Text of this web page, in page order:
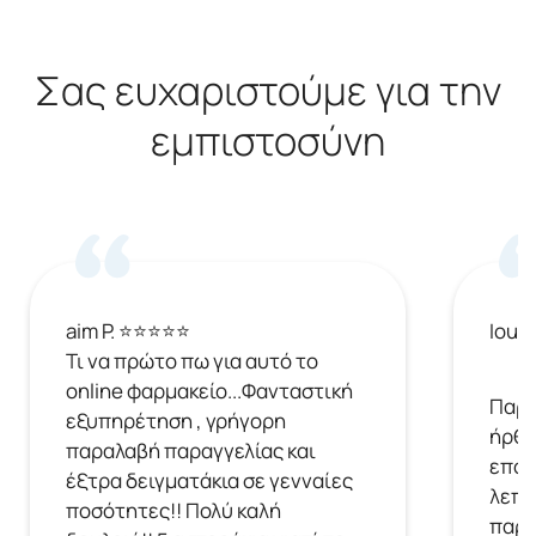
Σας ευχαριστούμε για την
εμπιστοσύνη
aim P. ⭐⭐⭐⭐⭐
Τι να πρώτο πω για αυτό το
online φαρμακείο...Φανταστική
εξυπηρέτηση , γρήγορη
παραλαβή παραγγελίας και
έξτρα δειγματάκια σε γενναίες
ποσότητες!! Πολύ καλή
Ioulia